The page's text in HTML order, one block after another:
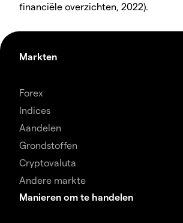
financiële overzichten, 2022).
Markten
Forex
Indices
Aandelen
Grondstoffen
Cryptovaluta
Andere markte
Manieren om te handelen